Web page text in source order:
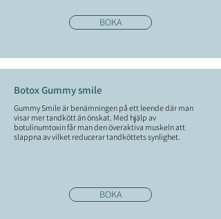
BOKA
Botox Gummy smile
Gummy Smile är benämningen på ett leende där man
visar mer tandkött än önskat. Med hjälp av
botulinumtoxin får man den överaktiva muskeln att
slappna av vilket reducerar tandköttets synlighet.
BOKA